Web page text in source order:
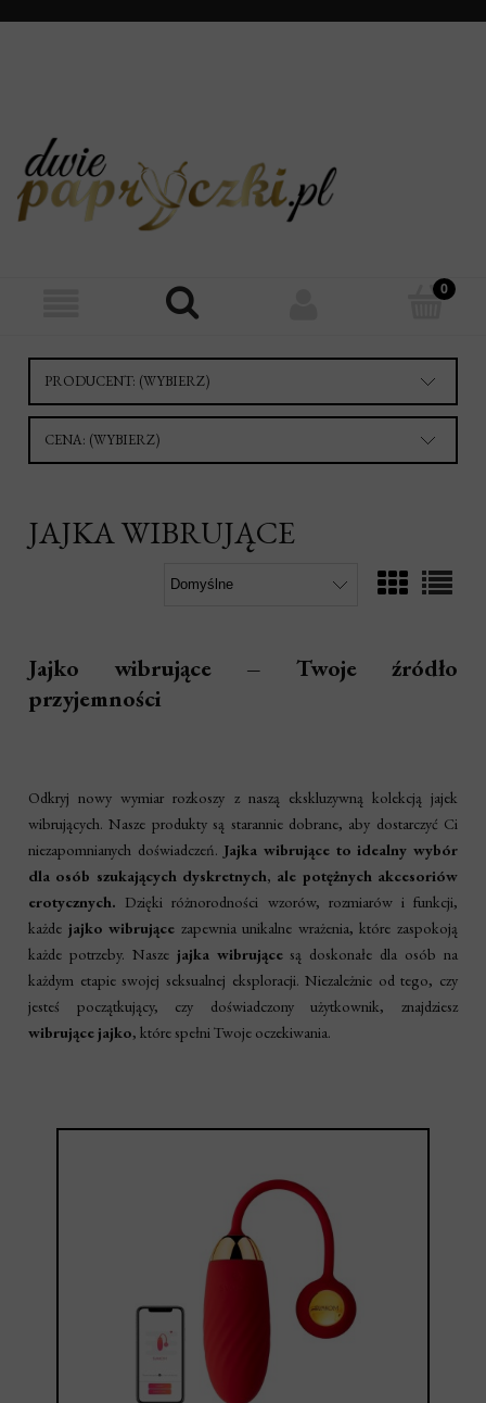
PRODUCENT: (WYBIERZ)
CENA: (WYBIERZ)
JAJKA WIBRUJĄCE
Jajko wibrujące – Twoje źródło
przyjemności
Odkryj nowy wymiar rozkoszy z naszą ekskluzywną kolekcją jajek
wibrujących. Nasze produkty są starannie dobrane, aby dostarczyć Ci
niezapomnianych doświadczeń. Jajka wibrujące to idealny wybór
dla osób szukających dyskretnych, ale potężnych akcesoriów
erotycznych. Dzięki różnorodności wzorów, rozmiarów i funkcji,
każde jajko wibrujące zapewnia unikalne wrażenia, które zaspokoją
każde potrzeby. Nasze jajka wibrującesą doskonałe dla osób na
każdym etapie swojej seksualnej eksploracji. Niezależnie od tego, czy
jesteś początkujący, czy doświadczony użytkownik, znajdziesz
wibrujące jajko, które spełni Twoje oczekiwania.